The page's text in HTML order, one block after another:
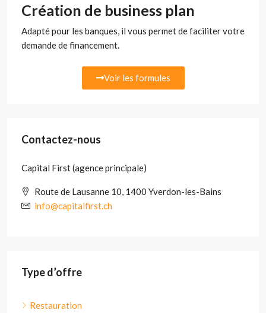
Création de business plan
Adapté pour les banques, il vous permet de faciliter votre
demande de financement.
Voir les formules
Contactez-nous
Capital First (agence principale)
Route de Lausanne 10, 1400 Yverdon-les-Bains
info@capitalfirst.ch
Type d’offre
Restauration